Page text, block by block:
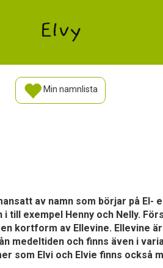
Elvy
Min namnlista
av namn som börjar på El-
till exempel Henny och Nelly.
kortform av Ellevine. Ellevine
medeltiden och finns även i
som Elvi och Elvie finns också